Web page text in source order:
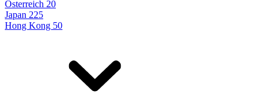
Österreich 20
Japan 225
Hong Kong 50